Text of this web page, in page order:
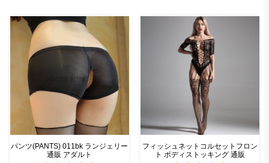
パンツ(PANTS) 011bk ランジェリー
通販 アダルト
フィッシュネットコルセットフロン
ト ボディストッキング 通販